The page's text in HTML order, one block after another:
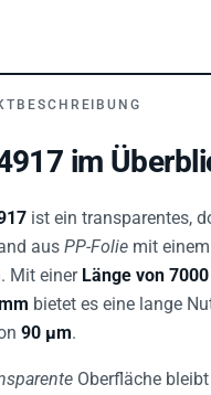
im
ist ein transparentes,
aus PP-Folie mit einem
. Mit einer Länge von
bietet es eine lange
90 µm.
Oberfläche